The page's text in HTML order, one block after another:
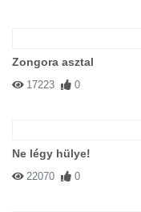
Zongora asztal
17223 0
Ne légy hülye!
22070 0